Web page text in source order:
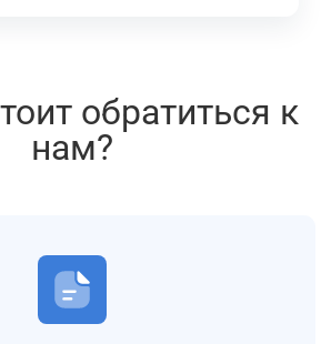
обратиться к
нам?